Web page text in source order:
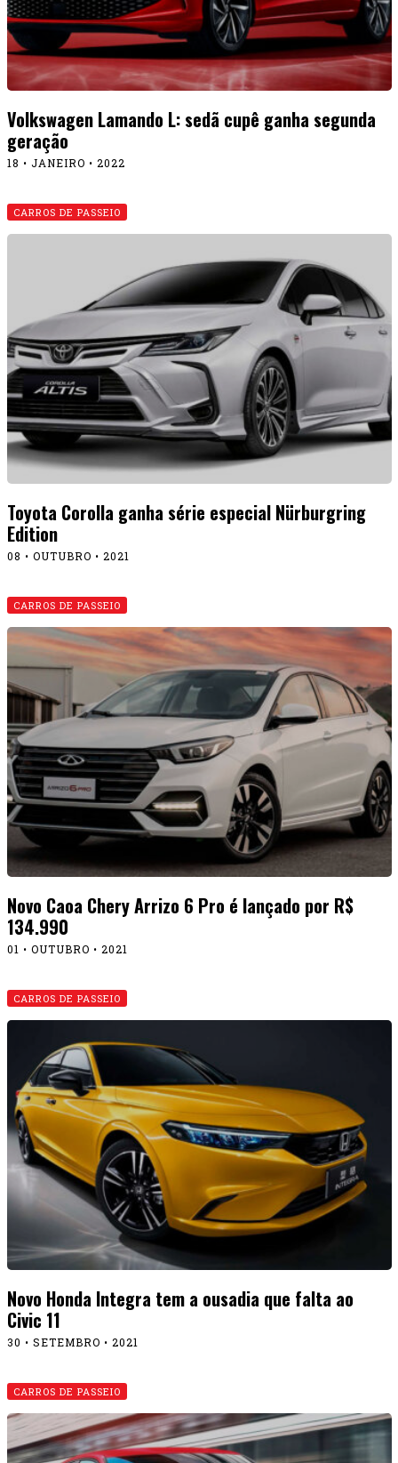
Volkswagen Lamando L: sedã cupê ganha segunda
geração
18 • JANEIRO • 2022
CARROS DE PASSEIO
Toyota Corolla ganha série especial Nürburgring
Edition
08 • OUTUBRO • 2021
CARROS DE PASSEIO
Novo Caoa Chery Arrizo 6 Pro é lançado por R$
134.990
01 • OUTUBRO • 2021
CARROS DE PASSEIO
Novo Honda Integra tem a ousadia que falta ao
Civic 11
30 • SETEMBRO • 2021
CARROS DE PASSEIO